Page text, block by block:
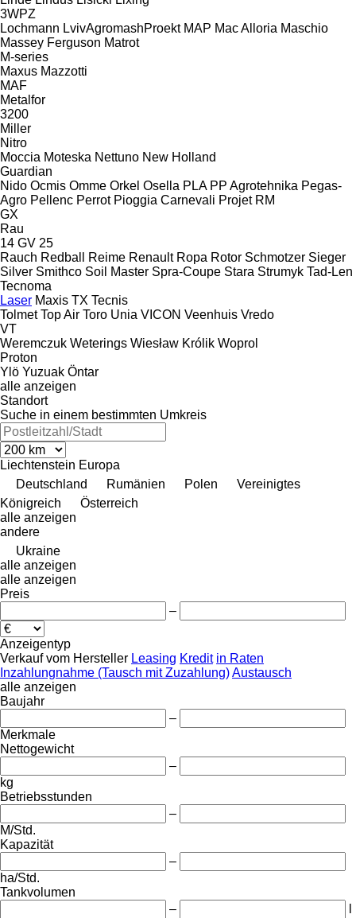
3WPZ
Lochmann LvivAgromashProekt MAP Mac Alloria Maschio
Massey Ferguson Matrot
M-series
Maxus Mazzotti
MAF
Metalfor
3200
Miller
Nitro
Moccia Moteska Nettuno New Holland
Guardian
Nido Ocmis Omme Orkel Osella PLA PP Agrotehnika Pegas-
Agro Pellenc Perrot Pioggia Carnevali Projet RM
GX
Rau
14 GV 25
Rauch Redball Reime Renault Ropa Rotor Schmotzer Sieger
Silver Smithco Soil Master Spra-Coupe Stara Strumyk Tad-Len
Tecnoma
Laser Maxis TX Tecnis
Tolmet Top Air Toro Unia VICON Veenhuis Vredo
VT
Weremczuk Weterings Wiesław Królik Woprol
Proton
Ylö Yuzuak Öntar
alle anzeigen
Standort
Suche in einem bestimmten Umkreis
Liechtenstein Europa
Deutschland
Rumänien Polen
Vereinigtes
Königreich
Österreich
alle anzeigen
andere
Ukraine
alle anzeigen
alle anzeigen
Preis
–
Anzeigentyp
Verkauf vom Hersteller Leasing Kredit in Raten
Inzahlungnahme (Tausch mit Zuzahlung)Austausch
alle anzeigen
Baujahr
–
Merkmale
Nettogewicht
–
kg
Betriebsstunden
–
M/Std.
Kapazität
–
ha/Std.
Tankvolumen
–